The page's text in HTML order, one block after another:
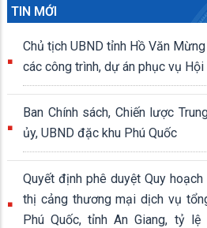
TIN MỚI
Chủ tịch UBND tỉnh Hồ Văn
các công trình, dự án phục vụ
Ban Chính sách, Chiến lược
ủy, UBND đặc khu Phú Quốc
Quyết định phê duyệt Quy
thị cảng thương mại dịch vụ
Phú Quốc, tỉnh An Giang, tỷ lệ